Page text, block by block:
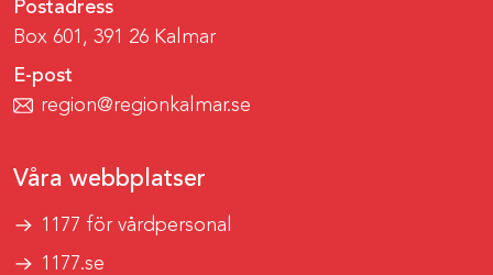
Postadress
Box 601, 391 26 Kalmar
E-post
region@regionkalmar.se
Våra webbplatser
1177 för vårdpersonal
1177.se